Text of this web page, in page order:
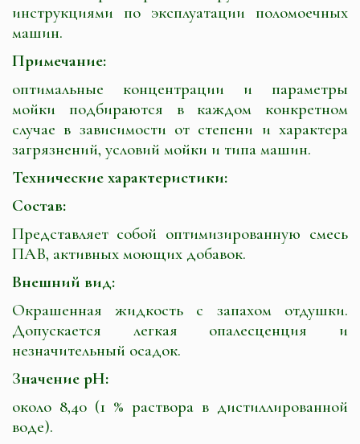
инструкциями по эксплуатации поломоечных
машин.
Примечание:
оптимальные концентрации и параметры
мойки подбираются в каждом конкретном
случае в зависимости от степени и характера
загрязнений, условий мойки и типа машин.
Технические характеристики:
Состав:
Представляет собой оптимизированную смесь
ПАВ, активных моющих добавок.
Внешний вид:
Окрашенная жидкость с запахом отдушки.
Допускается легкая опалесценция и
незначительный осадок.
Значение pH:
около 8,40 (1 % раствора в дистиллированной
воде).